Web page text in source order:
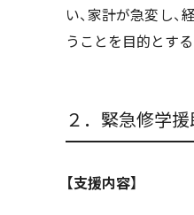
い、家計が急変し
うことを目的とす
２．緊急修学
【支援内容】